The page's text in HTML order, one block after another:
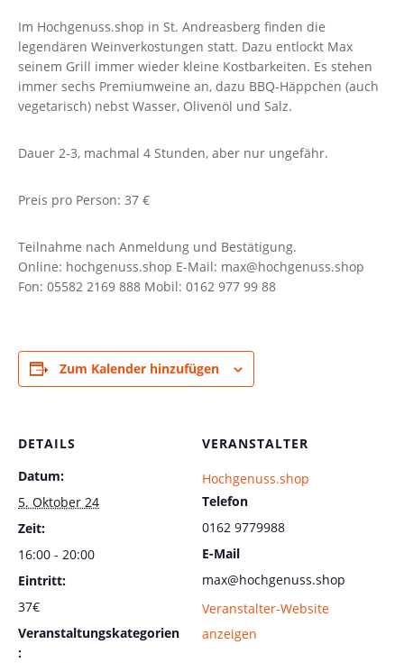
Im Hochgenuss.shop in St. Andreasberg finden die
legendären Weinverkostungen statt. Dazu entlockt Max
seinem Grill immer wieder kleine Kostbarkeiten. Es stehen
immer sechs Premiumweine an, dazu BBQ-Häppchen (auch
vegetarisch) nebst Wasser, Olivenöl und Salz.
Dauer 2-3, machmal 4 Stunden, aber nur ungefähr.
Preis pro Person: 37 €
Teilnahme nach Anmeldung und Bestätigung.
Online: hochgenuss.shop E-Mail: max@hochgenuss.shop
Fon: 05582 2169 888 Mobil: 0162 977 99 88
Zum Kalender hinzufügen
DETAILS
Datum:
5. Oktober 24
Zeit:
16:00 - 20:00
Eintritt:
37€
Veranstaltungskategorien
:
VERANSTALTER
Hochgenuss.shop
Telefon
0162 9779988
E-Mail
max@hochgenuss.shop
Veranstalter-Website
anzeigen